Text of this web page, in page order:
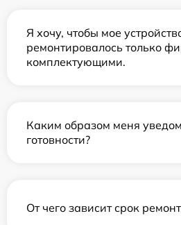
Я хочу, чтобы мое
ремонтировалось только
комплектующими.
Каким образом меня
готовности?
От чего зависит срок